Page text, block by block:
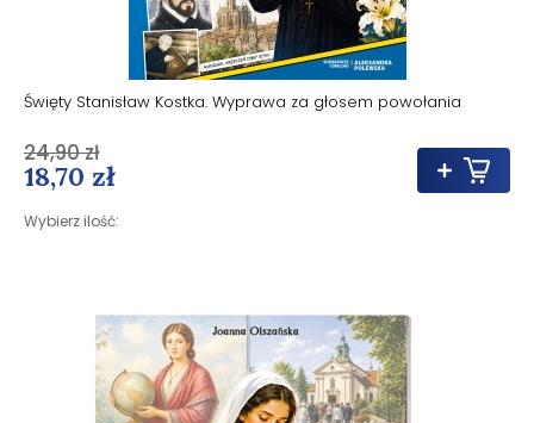
Święty Stanisław Kostka. Wyprawa za głosem powołania
18,70 zł
Wybierz ilość:
24,90 zł